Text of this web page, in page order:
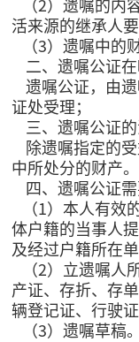
活来源的继承人
（3）遗嘱中的
二、遗嘱公证在
遗嘱公证，由
证处受理；
三、遗嘱公证
除遗嘱指定的
中所处分的财产。
四、遗嘱公证
（1）本人有效
体户籍的当事人
及经过户籍所在
（2）立遗嘱人
产证、存折、存
辆登记证、行驶证
（3）遗嘱草稿。